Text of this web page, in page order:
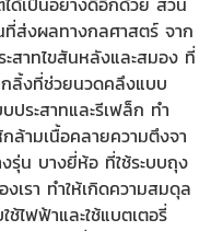
ที่ส่งผลทางกลศาสตร์ จาก
ะสาทไขสันหลังและสมอง ที่
กลิ้งที่ช่วยนวดคลึงแบบ
ประสาทและรีเฟล็ก ทำ
ล้ามเนื้อคลายความตึงจา
รุ่น บางยี่ห้อ ที่ใช้ระบบถุง
เรา ทำให้เกิดความสมดุล
ไฟฟ้าและใช้แบตเตอรี่